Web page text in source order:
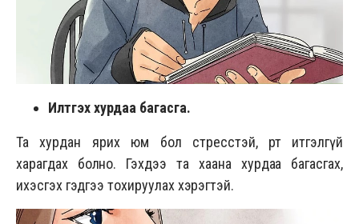
Илтгэх хурдаа багасга.
Та хурдан ярих юм бол стресстэй, өөртөө итгэлгүй
харагдах болно. Гэхдээ та хаана хурдаа багасгах,
ихэсгэх гэдгээ тохируулах хэрэгтэй.